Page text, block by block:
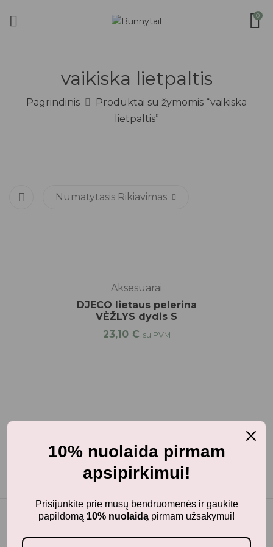
0
vaikiska lietpaltis
Pagrindinis
Produktai su žymomis “vaikiska
lietpaltis”
Numatytasis Rikiavimas
Aksesuarai
DJECO lietaus pelerina
VĖŽLYS dydis S
23,10 € su PVM
10% nuolaida pirmam
apsipirkimui!
Prisijunkite prie mūsų bendruomenės ir gaukite
papildomą 10% nuolaidą pirmam užsakymui!